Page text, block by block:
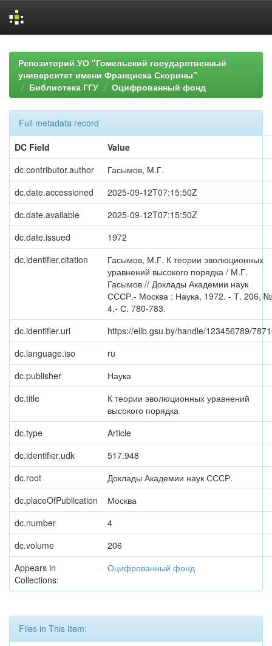
navigationРепозиторий УО "Гомельский государственный
университет имени Франциска Скорины"
Библиотека ГГУ
Оцифрованный фонд
Full metadata record
DC Field
Value
dc.contributor.author
Гасымов, М.Г.
dc.date.accessioned
2025-09-12T07:15:50Z
dc.date.available
2025-09-12T07:15:50Z
dc.date.issued
1972
dc.identifier.citation
Гасымов, М.Г. К теории эволюционных
уравнений высокого порядка / М.Г.
Гасымов // Доклады Академии наук
СССР.- Москва : Наука, 1972. - Т. 206, №
4.- С. 780-783.
dc.identifier.uri
https://elib.gsu.by/handle/123456789/
dc.language.iso
ru
dc.publisher
Наука
dc.title
К теории эволюционных уравнений
высокого порядка
dc.type
Article
dc.identifier.udk
517.948
dc.root
Доклады Академии наук СССР.
dc.placeOfPublication
Москва
dc.number
4
dc.volume
206
Appears in
Collections:
Оцифрованный фонд
Files in This Item: